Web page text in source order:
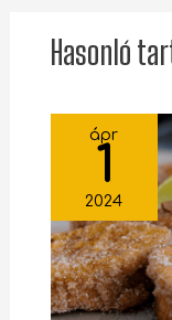
Hasonló
ápr
1
2024